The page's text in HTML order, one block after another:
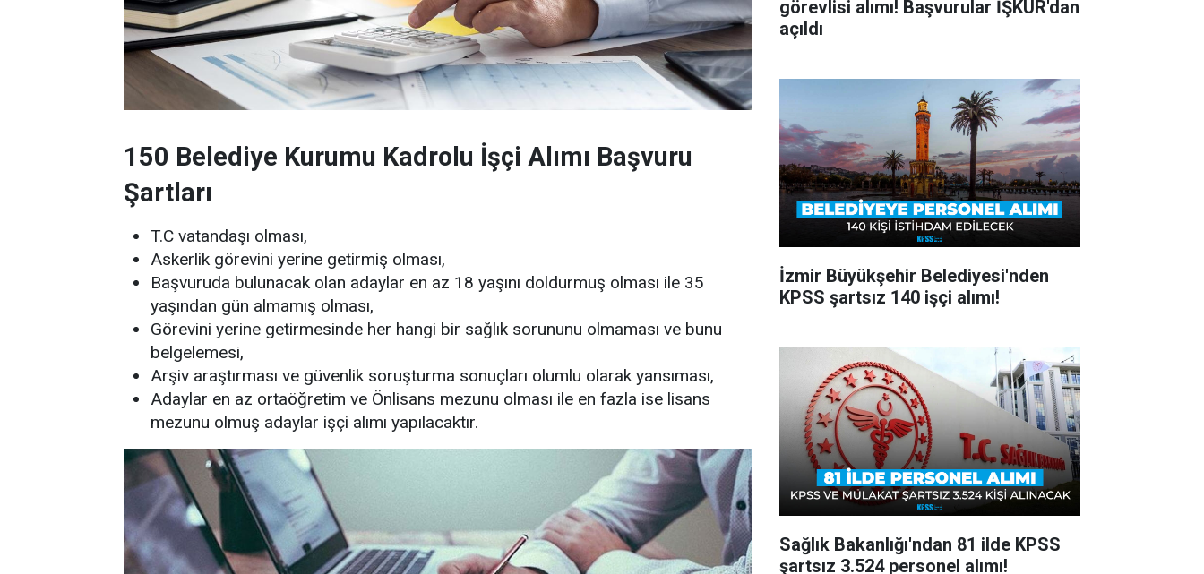
150 Belediye Kurumu Kadrolu İşçi Alımı Başvuru
Şartları
T.C vatandaşı olması,
Askerlik görevini yerine getirmiş olması,
Başvuruda bulunacak olan adaylar en az 18 yaşını doldurmuş olması ile 35
yaşından gün almamış olması,
Görevini yerine getirmesinde her hangi bir sağlık sorununu olmaması ve bunu
belgelemesi,
Arşiv araştırması ve güvenlik soruşturma sonuçları olumlu olarak yansıması,
Adaylar en az ortaöğretim ve Önlisans mezunu olması ile en fazla ise lisans
mezunu olmuş adaylar işçi alımı yapılacaktır.
görevlisi alımı! Başvurular İŞKUR'dan
açıldı
İzmir Büyükşehir Belediyesi'nden
KPSS şartsız 140 işçi alımı!
Sağlık Bakanlığı'ndan 81 ilde KPSS
şartsız 3.524 personel alımı!